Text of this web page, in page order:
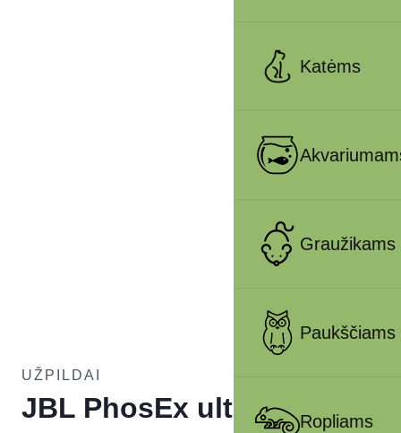
Katėms
Graužikams
Paukščiams
Ropliams
UŽPILDAI
JBL PhosEx ultra